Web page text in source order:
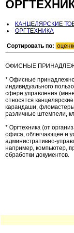
КАНЦЕЛЯРСКИЕ
ОРГТЕХНИКА
Сортировать по:
ОФИСНЫЕ
* Офисные
индивидуального
сфере управления
относятся
карандаши,
различные штемпели,
* Оргтехника (от
офиса, облегчающее и
административно-
например, компьютер,
обработки документов.